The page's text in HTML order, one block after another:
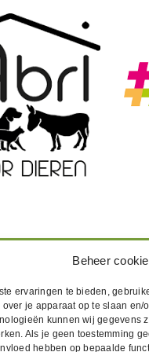
Beheer
ervaringen te bieden,
over je apparaat op te slaan en/
kunnen wij gegevens
Als je geen toestemming
hebben op bepaalde